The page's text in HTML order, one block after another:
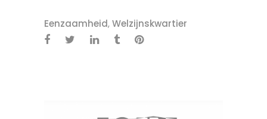
Eenzaamheid,Welzijnskwartier